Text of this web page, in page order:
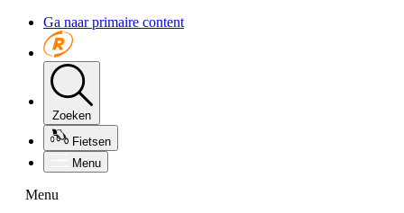
Ga naar primaire content
Zoeken
Fietsen
Menu
Menu